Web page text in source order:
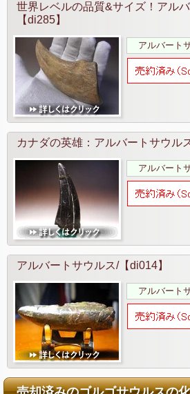
世界レベルの品質&サイズ！アル
【di285】
アルバート
カナダの英雄：アルバートサウル
アルバート
アルバートサウルス/【di014】
アルバート